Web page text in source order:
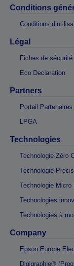
Conditions
Conditions
Légal
Fiches de sécurité
Eco Declaration
Partners
Portail
LPGA
Technologies
Technologie Zéro
Technologie
Technologie Micro
Technologies
Technologies à
Company
Epson Europe
Digigraphie®